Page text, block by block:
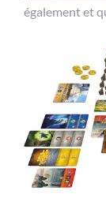
également et